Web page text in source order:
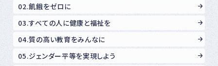
02.飢餓をゼロに
03.すべての人に健康と福祉を
04.質の高い教育をみんなに
05.ジェンダー平等を実現しよう